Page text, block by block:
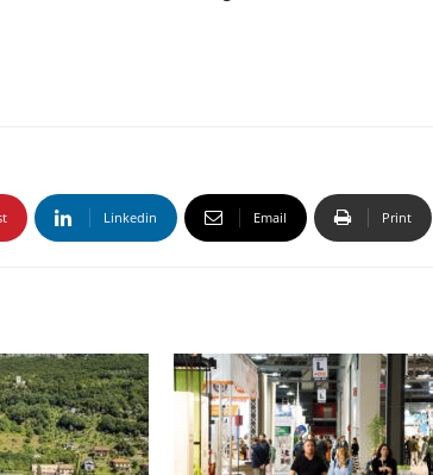
Linkedin Email Print